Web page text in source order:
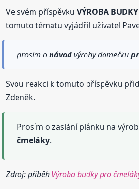
Ve svém příspěvkuVÝROBA
tomuto tématu vyjádřil uživatel
prosim onávodvýroby domečku
Svou reakci k tomuto příspěvku
Zdeněk.
Prosím o zaslání plánku na
čmeláky.
Zdroj: příběh Výroba budky pro